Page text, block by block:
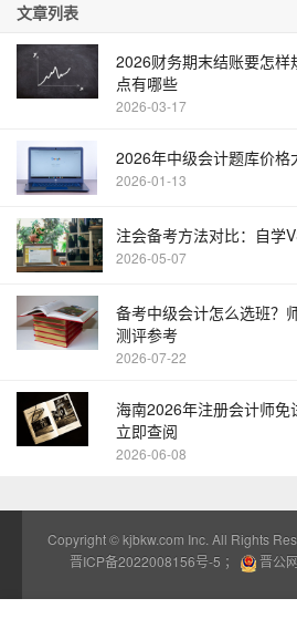
文章列表
2026财务期末结账要怎
点有哪些
2026-03-17
2026年中级会计题库价格
2026-01-13
注会备考方法对比：自学
2026-05-07
备考中级会计怎么选班？
测评参考
2026-07-22
海南2026年注册会计师
立即查阅
2026-06-08
Copyright ©kjbkw.com Inc. All Rights
晋ICP备2022008156号-5 ； 晋公